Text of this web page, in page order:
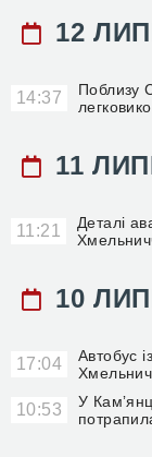
12
14:37
Поблизу
11
11:21
Деталі
10
17:04
Автобус
10:53
У